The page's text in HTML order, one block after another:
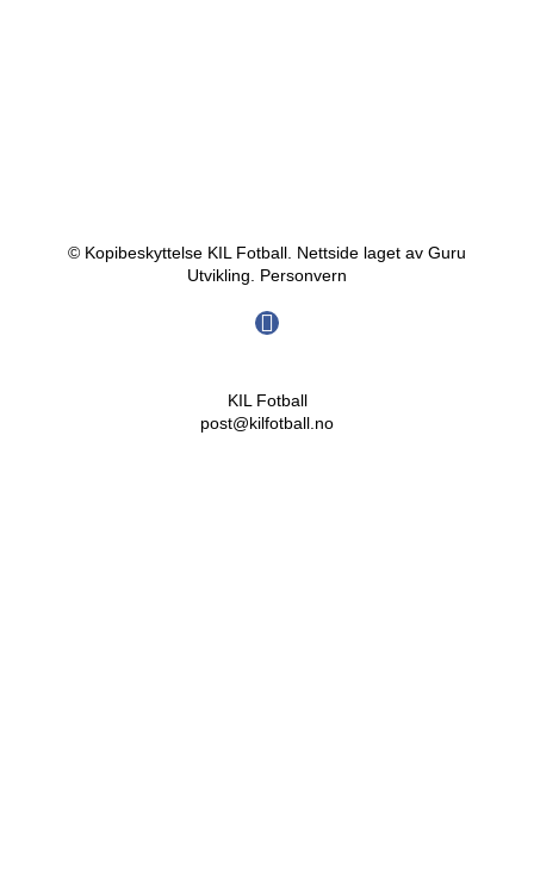
© Kopibeskyttelse KIL Fotball. Nettside laget av Guru
Utvikling. Personvern
KIL Fotball
post@kilfotball.no